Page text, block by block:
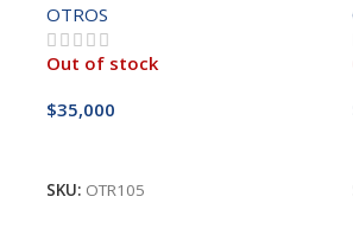
OTROS
Out of stock
$35,000
SKU: OTR105